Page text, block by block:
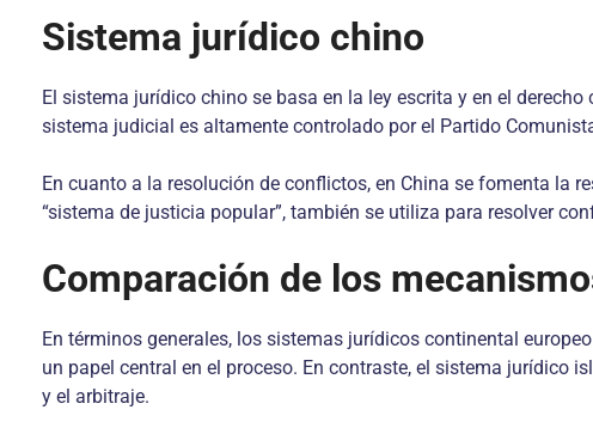
Sistema jurídico chino
El sistema jurídico chino se basa en la ley escrita y en el
sistema judicial es altamente controlado por el Partido
En cuanto a la resolución de conflictos, en China se fomenta la
“sistema de justicia popular”, también se utiliza para resolver
Comparación de los
En términos generales, los sistemas jurídicos continental
un papel central en el proceso. En contraste, el sistema jurídico
y el arbitraje.